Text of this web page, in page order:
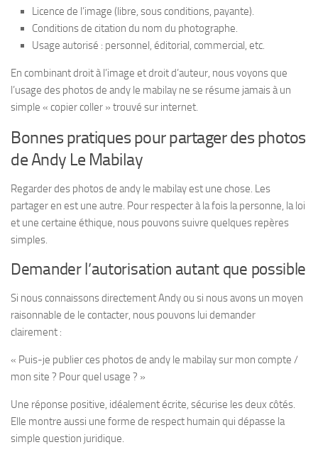
Licence de l’image (libre, sous conditions, payante).
Conditions de citation du nom du photographe.
Usage autorisé : personnel, éditorial, commercial, etc.
En combinant droit à l’image et droit d’auteur, nous voyons que
l’usage des photos de andy le mabilay ne se résume jamais à un
simple « copier coller » trouvé sur internet.
Bonnes pratiques pour partager des photos
de Andy Le Mabilay
Regarder des photos de andy le mabilay est une chose. Les
partager en est une autre. Pour respecter à la fois la personne, la loi
et une certaine éthique, nous pouvons suivre quelques repères
simples.
Demander l’autorisation autant que possible
Si nous connaissons directement Andy ou si nous avons un moyen
raisonnable de le contacter, nous pouvons lui demander
clairement :
« Puis-je publier ces photos de andy le mabilay sur mon compte /
mon site ? Pour quel usage ? »
Une réponse positive, idéalement écrite, sécurise les deux côtés.
Elle montre aussi une forme de respect humain qui dépasse la
simple question juridique.